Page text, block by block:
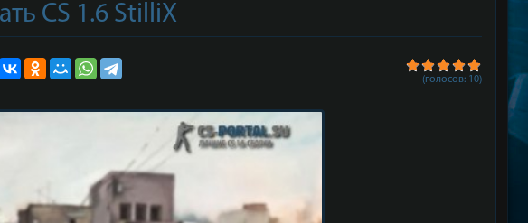
CS 1.6 StilliX
(голосов: 10)